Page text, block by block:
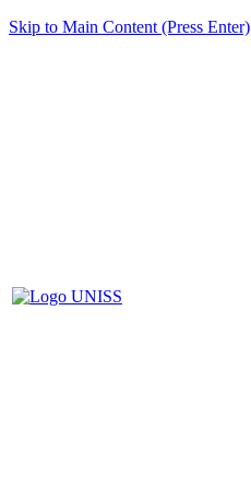
Skip to Main Content (Press Enter)